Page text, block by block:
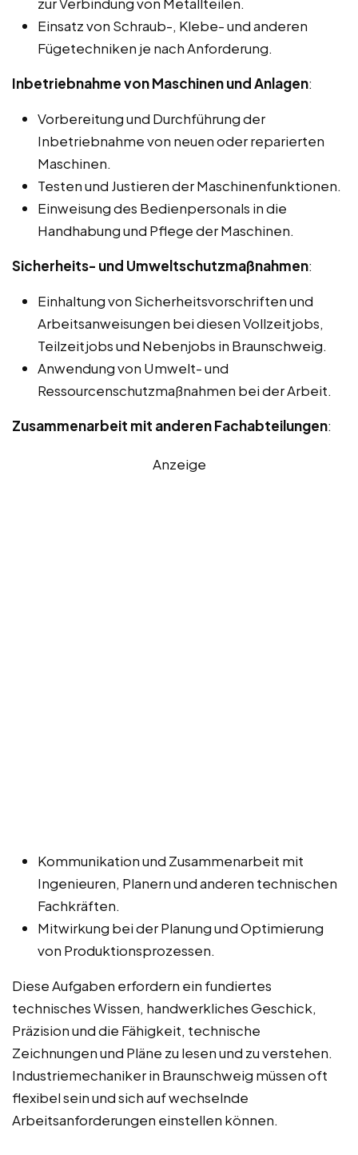
Einsatz von Schraub-, Klebe- und anderen
Fügetechniken je nach Anforderung.
Inbetriebnahme von Maschinen und Anlagen:
Vorbereitung und Durchführung der
Inbetriebnahme von neuen oder reparierten
Maschinen.
Testen und Justieren der Maschinenfunktionen.
Einweisung des Bedienpersonals in die
Handhabung und Pflege der Maschinen.
Sicherheits- und Umweltschutzmaßnahmen:
Einhaltung von Sicherheitsvorschriften und
Arbeitsanweisungen bei diesen Vollzeitjobs,
Teilzeitjobs und Nebenjobs in Braunschweig.
Anwendung von Umwelt- und
Ressourcenschutzmaßnahmen bei der Arbeit.
Zusammenarbeit mit anderen Fachabteilungen:
Anzeige
Kommunikation und Zusammenarbeit mit
Ingenieuren, Planern und anderen technischen
Fachkräften.
Mitwirkung bei der Planung und Optimierung
von Produktionsprozessen.
Diese Aufgaben erfordern ein fundiertes
technisches Wissen, handwerkliches Geschick,
Präzision und die Fähigkeit, technische
Zeichnungen und Pläne zu lesen und zu verstehen.
Industriemechaniker in Braunschweig müssen oft
flexibel sein und sich auf wechselnde
Arbeitsanforderungen einstellen können.